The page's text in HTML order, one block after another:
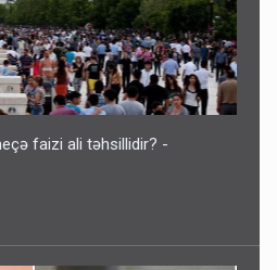
faizi ali təhsillidir? -